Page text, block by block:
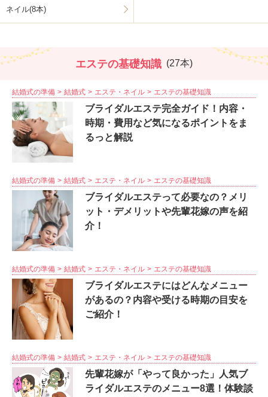
ネイル(8本)
エステの基礎知識 (27本)
結婚式の準備 結婚式 エステ・ネイル エステの基礎知識
ブライダルエステ完全ガイド！内容・
時期・費用など気になるポイントをま
るっと解説
結婚式の準備 結婚式 エステ・ネイル エステの基礎知識
ブライダルエステって必要なの？メリ
ット・デメリットや先輩花嫁の声を紹
介！
結婚式の準備 結婚式 エステ・ネイル エステの基礎知識
ブライダルエステにはどんなメニュー
があるの？内容や受ける時期の目安を
ご紹介！
結婚式の準備 結婚式 エステ・ネイル エステの基礎知識
先輩花嫁が「やって良かった」人気ブ
ライダルエステのメニュー8選！体験談